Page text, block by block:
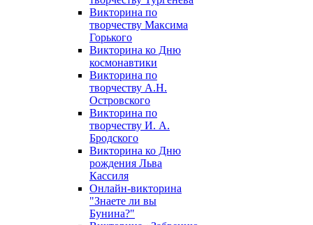
Викторина по
творчеству Максима
Горького
Викторина ко Дню
космонавтики
Викторина по
творчеству А.Н.
Островского
Викторина по
творчеству И. А.
Бродского
Викторина ко Дню
рождения Льва
Кассиля
Онлайн-викторина
"Знаете ли вы
Бунина?"